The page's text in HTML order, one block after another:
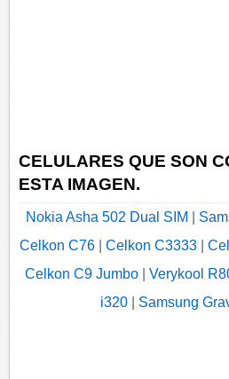
CELULARES QUE SON
ESTA IMAGEN.
Nokia Asha 502 Dual SIM
Celkon C76| Celkon C3333|
Celkon C9 Jumbo
Verykool
i320
Samsung